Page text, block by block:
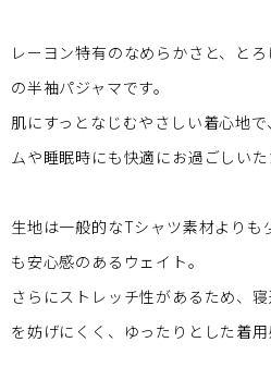
レーヨン特有のなめらかさと、と
の半袖パジャマです。
肌にすっとなじむやさしい着心地
ムや睡眠時にも快適にお過ごしいた
生地は一般的なTシャツ素材よりも
も安心感のあるウェイト。
さらにストレッチ性があるため、
を妨げにくく、ゆったりとした着用